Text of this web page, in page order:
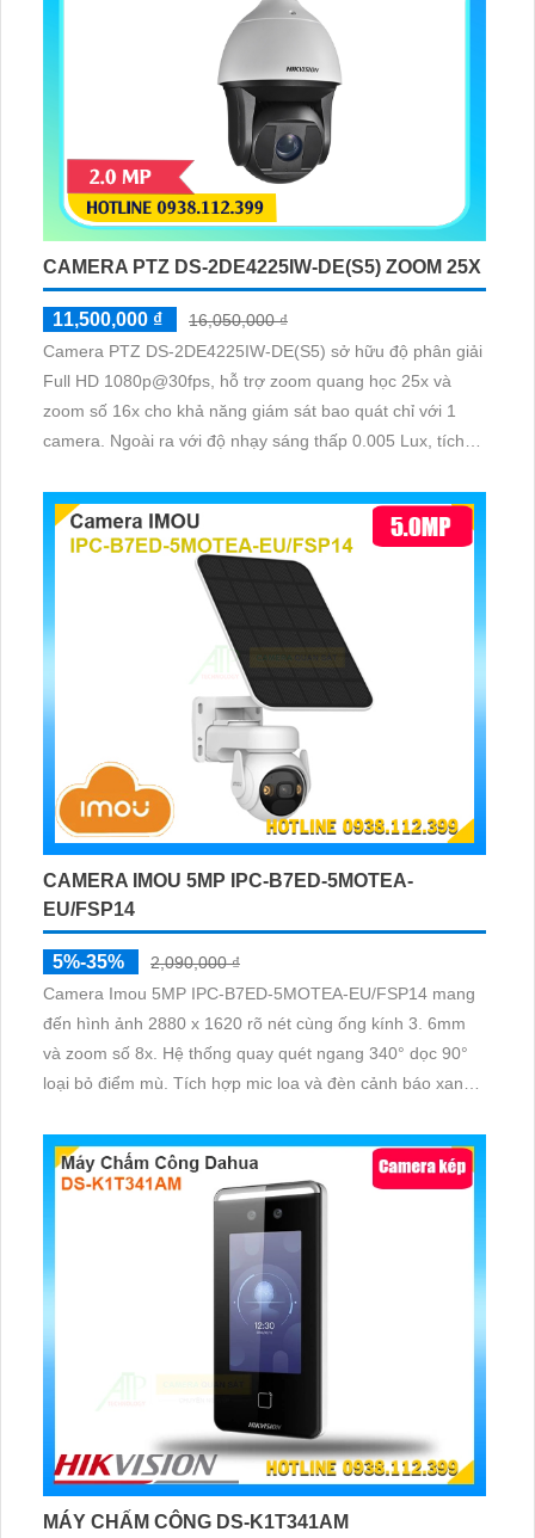
CAMERA PTZ DS-2DE4225IW-DE(S5) ZOOM 25X
11,500,000 ₫
16,050,000 ₫
Camera PTZ DS-2DE4225IW-DE(S5) sở hữu độ phân giải
Full HD 1080p@30fps, hỗ trợ zoom quang học 25x và
zoom số 16x cho khả năng giám sát bao quát chỉ với 1
camera. Ngoài ra với độ nhạy sáng thấp 0.005 Lux, tích
3at) giúp ổn định hình ảnh trong điều kiện ánh sáng yếu
CAMERA IMOU 5MP IPC-B7ED-5MOTEA-
EU/FSP14
5%-35%
2,090,000 ₫
Camera Imou 5MP IPC-B7ED-5MOTEA-EU/FSP14 mang
đến hình ảnh 2880 x 1620 rõ nét cùng ống kính 3. 6mm
và zoom số 8x. Hệ thống quay quét ngang 340° dọc 90°
loại bỏ điểm mù. Tích hợp mic loa và đèn cảnh báo xanh
MÁY CHẤM CÔNG DS-K1T341AM